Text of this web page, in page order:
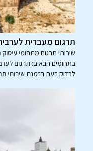
תרגום מעברית
בתחומים הבאים: תרגום
לבדוק בעת הזמנת שירותי